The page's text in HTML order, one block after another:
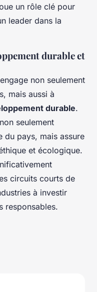
un rôle clé pour
leader dans la
durable et
non seulement
mais aussi à
durable.
non seulement
du pays, mais assure
et écologique.
circuits courts de
à investir
responsables.